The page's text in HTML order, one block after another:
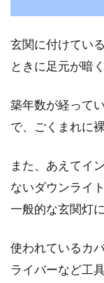
玄関に付けてい
ときに足元が暗
築年数が経って
で、ごくまれに
また、あえてイ
ないダウンライ
一般的な玄関灯
使われているカ
ライバーなど工